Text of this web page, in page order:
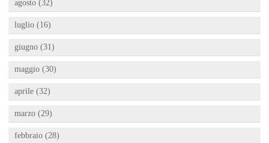
agosto (32)
luglio (16)
giugno (31)
maggio (30)
aprile (32)
marzo (29)
febbraio (28)